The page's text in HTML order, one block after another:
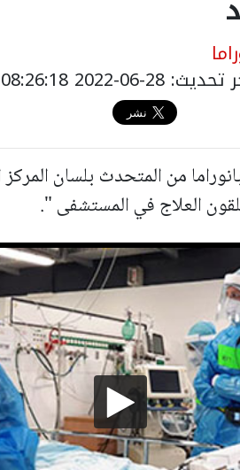
28-06-2022 08:26:18
من المتحدث بلسان